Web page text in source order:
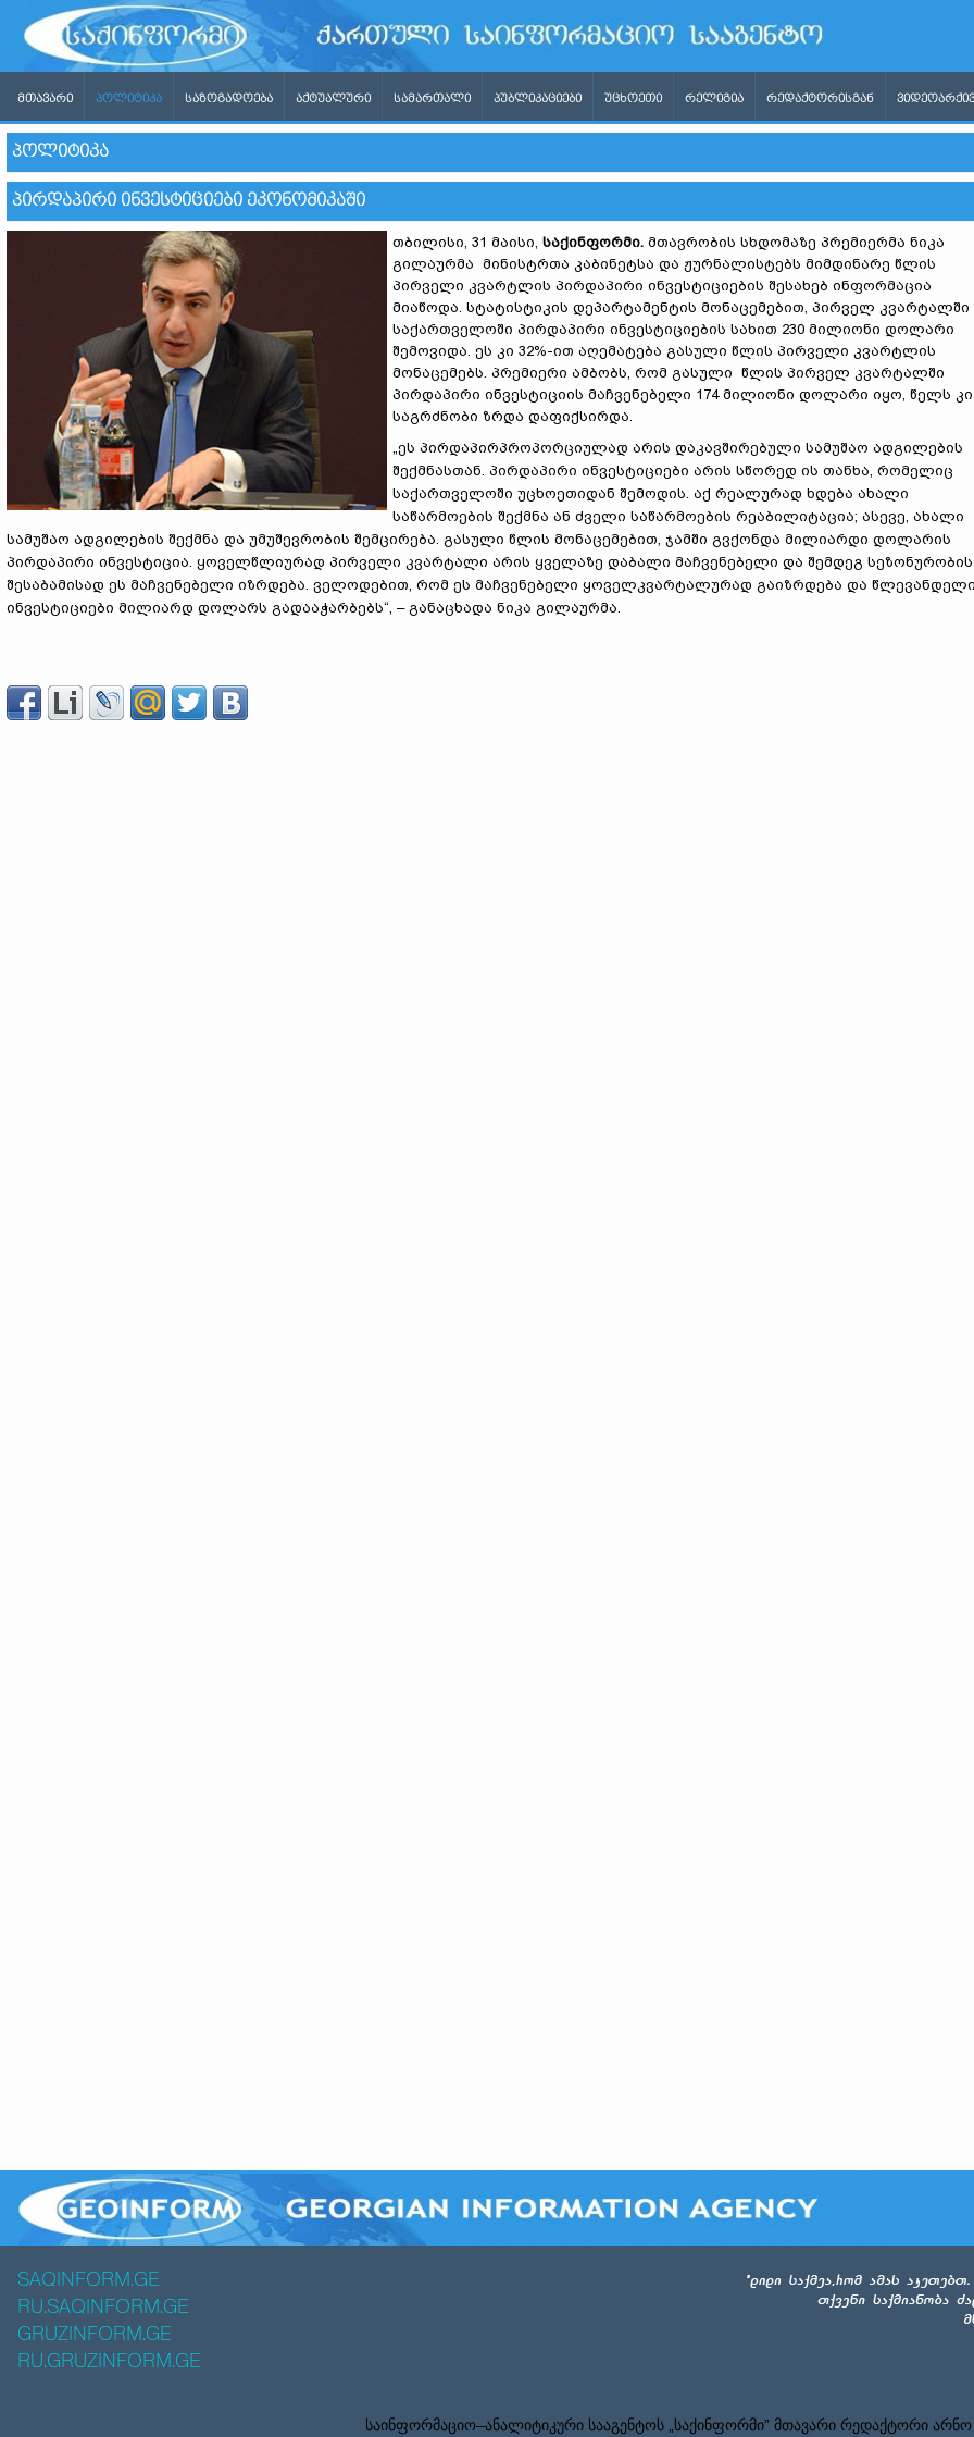
ᲛᲗᲐᲕᲐᲠᲘ ᲞᲝᲚᲘᲢᲘᲙᲐ ᲡᲐᲖᲝᲒᲐᲓᲝᲔᲑᲐ ᲐᲥᲢᲣᲐᲚᲣᲠᲘ ᲡᲐᲛᲐᲠᲗᲐᲚᲘ ᲞᲣᲑᲚᲘᲙᲐᲪᲘᲔᲑᲘ ᲣᲪᲮᲝᲔᲗᲘ ᲠᲔᲚᲘᲒᲘᲐ ᲠᲔᲓᲐᲥᲢᲝᲠᲘᲡᲒᲐᲜ
ᲞᲝᲚᲘᲢᲘᲙᲐ
ᲞᲘᲠᲓᲐᲞᲘᲠᲘ ᲘᲜᲕᲔᲡᲢᲘᲪᲘᲔᲑᲘ ᲔᲙᲝᲜᲝᲛᲘᲙᲐᲨᲘ
თბილისი, 31 მაისი, საქინფორმი. მთავრობის სხდომაზე პრემიერმა ნიკა
გილაურმა მინისტრთა კაბინეტსა და ჟურნალისტებს მიმდინარე წლის
პირველი კვარტლის პირდაპირი ინვესტიციების შესახებ ინფორმაცია
მიაწოდა. სტატისტიკის დეპარტამენტის მონაცემებით, პირველ კვარტალში
საქართველოში პირდაპირი ინვესტიციების სახით 230 მილიონი დოლარი
შემოვიდა. ეს კი 32%-ით აღემატება გასული წლის პირველი კვარტლის
მონაცემებს. პრემიერი ამბობს, რომ გასული წლის პირველ კვარტალში
პირდაპირი ინვესტიციის მაჩვენებელი 174 მილიონი დოლარი იყო, წელს კი
საგრძნობი ზრდა დაფიქსირდა.
„ეს პირდაპირპროპორციულად არის დაკავშირებული სამუშაო ადგილების
შექმნასთან. პირდაპირი ინვესტიციები არის სწორედ ის თანხა, რომელიც
საქართველოში უცხოეთიდან შემოდის. აქ რეალურად ხდება ახალი
საწარმოების შექმნა ან ძველი საწარმოების რეაბილიტაცია; ასევე, ახალი
სამუშაო ადგილების შექმნა და უმუშევრობის შემცირება. გასული წლის მონაცემებით, ჯამში გვქონდა მილიარდი დოლარის
პირდაპირი ინვესტიცია. ყოველწლიურად პირველი კვარტალი არის ყველაზე დაბალი მაჩვენებელი და შემდეგ სეზონურობის
შესაბამისად ეს მაჩვენებელი იზრდება. ველოდებით, რომ ეს მაჩვენებელი ყოველკვარტალურად გაიზრდება და
ინვესტიციები მილიარდ დოლარს გადააჭარბებს“, – განაცხადა ნიკა გილაურმა.
SAQINFORM.GE
RU.SAQINFORM.GE
GRUZINFORM.GE
RU.GRUZINFORM.GE
საინფორმაციო–ანალიტიკური სააგენტოს „საქინფორმი” მთავარი რედაქტორი